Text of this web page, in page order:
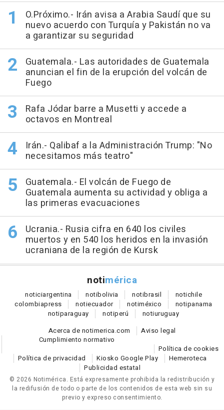
O.Próximo.- Irán avisa a Arabia Saudí que su
nuevo acuerdo con Turquía y Pakistán no va
a garantizar su seguridad
Guatemala.- Las autoridades de Guatemala
anuncian el fin de la erupción del volcán de
Fuego
Rafa Jódar barre a Musetti y accede a
octavos en Montreal
Irán.- Qalibaf a la Administración Trump: "No
necesitamos más teatro"
Guatemala.- El volcán de Fuego de
Guatemala aumenta su actividad y obliga a
las primeras evacuaciones
Ucrania.- Rusia cifra en 640 los civiles
muertos y en 540 los heridos en la invasión
ucraniana de la región de Kursk
notimérica
noticiargentina notibolivia notibrasil notichile
colombiapress notiecuador notiméxico notipanama
notiparaguay notiperú notiuruguay
Acerca de notimerica.com
Aviso legal
Cumplimiento normativo
Política de cookies
Política de privacidad
Kiosko Google Play
Hemeroteca
Publicidad estatal
© 2026 Notimérica. Está expresamente prohibida la redistribución y
la redifusión de todo o parte de los contenidos de esta web sin su
previo y expreso consentimiento.